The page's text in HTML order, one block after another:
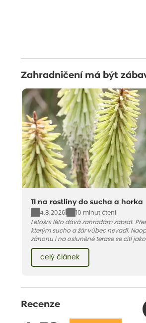
Zahradničení má být
11 na rostliny do sucha a horka
4.8.2026
10 minut čtení
Letošní léto dává zahradám zabrat.
kterým sucho a žár vůbec nevadí.
záhonu i na osluněné terase se cítí
pro vás 11 tipů na odolné druhy, které
léto bez pravidelné zálivky. Pojďme se
celý článek
Recenze